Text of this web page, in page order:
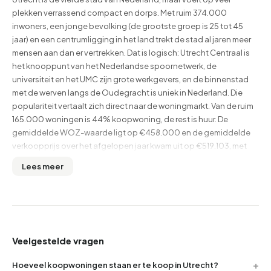
plekken verrassend compact en dorps. Met ruim 374.000
inwoners, een jonge bevolking (de grootste groep is 25 tot 45
jaar) en een centrumligging in het land trekt de stad al jaren meer
mensen aan dan er vertrekken. Dat is logisch: Utrecht Centraal is
het knooppunt van het Nederlandse spoornetwerk, de
universiteit en het UMC zijn grote werkgevers, en de binnenstad
met de werven langs de Oudegracht is uniek in Nederland. Die
populariteit vertaalt zich direct naar de woningmarkt. Van de ruim
165.000 woningen is 44% koopwoning, de rest is huur. De
gemiddelde WOZ-waarde ligt op €458.000 en de gemiddelde
verkoopprijs over het afgelopen jaar kwam uit op €519.103, met
gemiddeld verkochte huis meet 93 m². Dat maakt Utrecht een van
woning buurtscores en bewonersreviews, zodat je niet alleen het
Lees meer
Veelgestelde vragen
Hoeveel koopwoningen staan er te koop in Utrecht?